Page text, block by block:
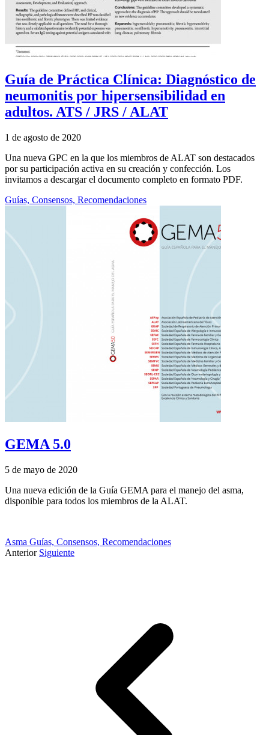
Guía de Práctica Clínica: Diagnóstico de
neumonitis por hipersensibilidad en
adultos. ATS / JRS / ALAT
1 de agosto de 2020
Una nueva GPC en la que los miembros de ALAT son destacados
por su participación activa en su creación y confección. Los
invitamos a descargar el documento completo en formato PDF.
Guías, Consensos, Recomendaciones
GEMA 5.0
5 de mayo de 2020
Una nueva edición de la Guía GEMA para el manejo del asma,
disponible para todos los miembros de la ALAT.
Asma Guías, Consensos, Recomendaciones
Anterior Siguiente